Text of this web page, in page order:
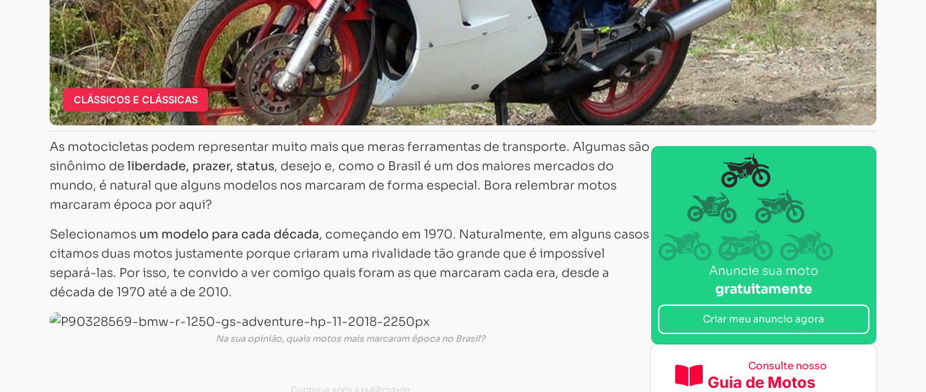
CLÁSSICOS E CLÁSSICAS
As motocicletas podem representar muito mais que meras ferramentas de transporte. Algumas são
sinônimo de liberdade, prazer, status, desejo e, como o Brasil é um dos maiores mercados do
mundo, é natural que alguns modelos nos marcaram de forma especial. Bora relembrar motos
marcaram época por aqui?
Selecionamos um modelo para cada década, começando em 1970. Naturalmente, em alguns casos
citamos duas motos justamente porque criaram uma rivalidade tão grande que é impossível
separá-las. Por isso, te convido a ver comigo quais foram as que marcaram cada era, desde a
década de 1970 até a de 2010.
Na sua opinião, quais motos mais marcaram época no Brasil?
Anuncie sua moto
gratuitamente
Criar meu anuncio agora
Consulte nosso
Guia de Motos